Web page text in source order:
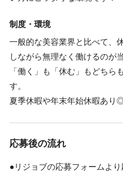
制度・環境
一般的な美容業界と比べて、
しながら無理なく働けるのが
「働く」も「休む」もどちら
す。
夏季休暇や年末年始休暇あり
応募後の流れ
●リジョブの応募フォームより